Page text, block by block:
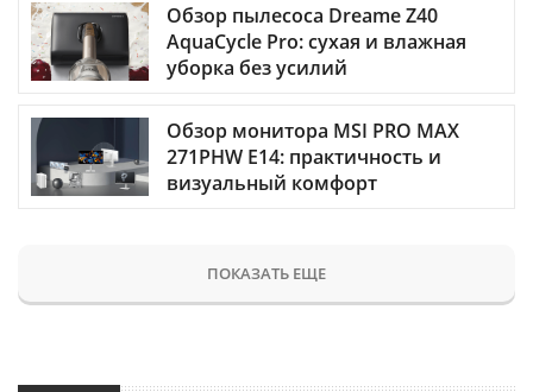
Обзор пылесоса Dreame Z40
AquaCycle Pro: сухая и влажная
уборка без усилий
Обзор монитора MSI PRO MAX
271PHW E14: практичность и
визуальный комфорт
ПОКАЗАТЬ ЕЩЕ